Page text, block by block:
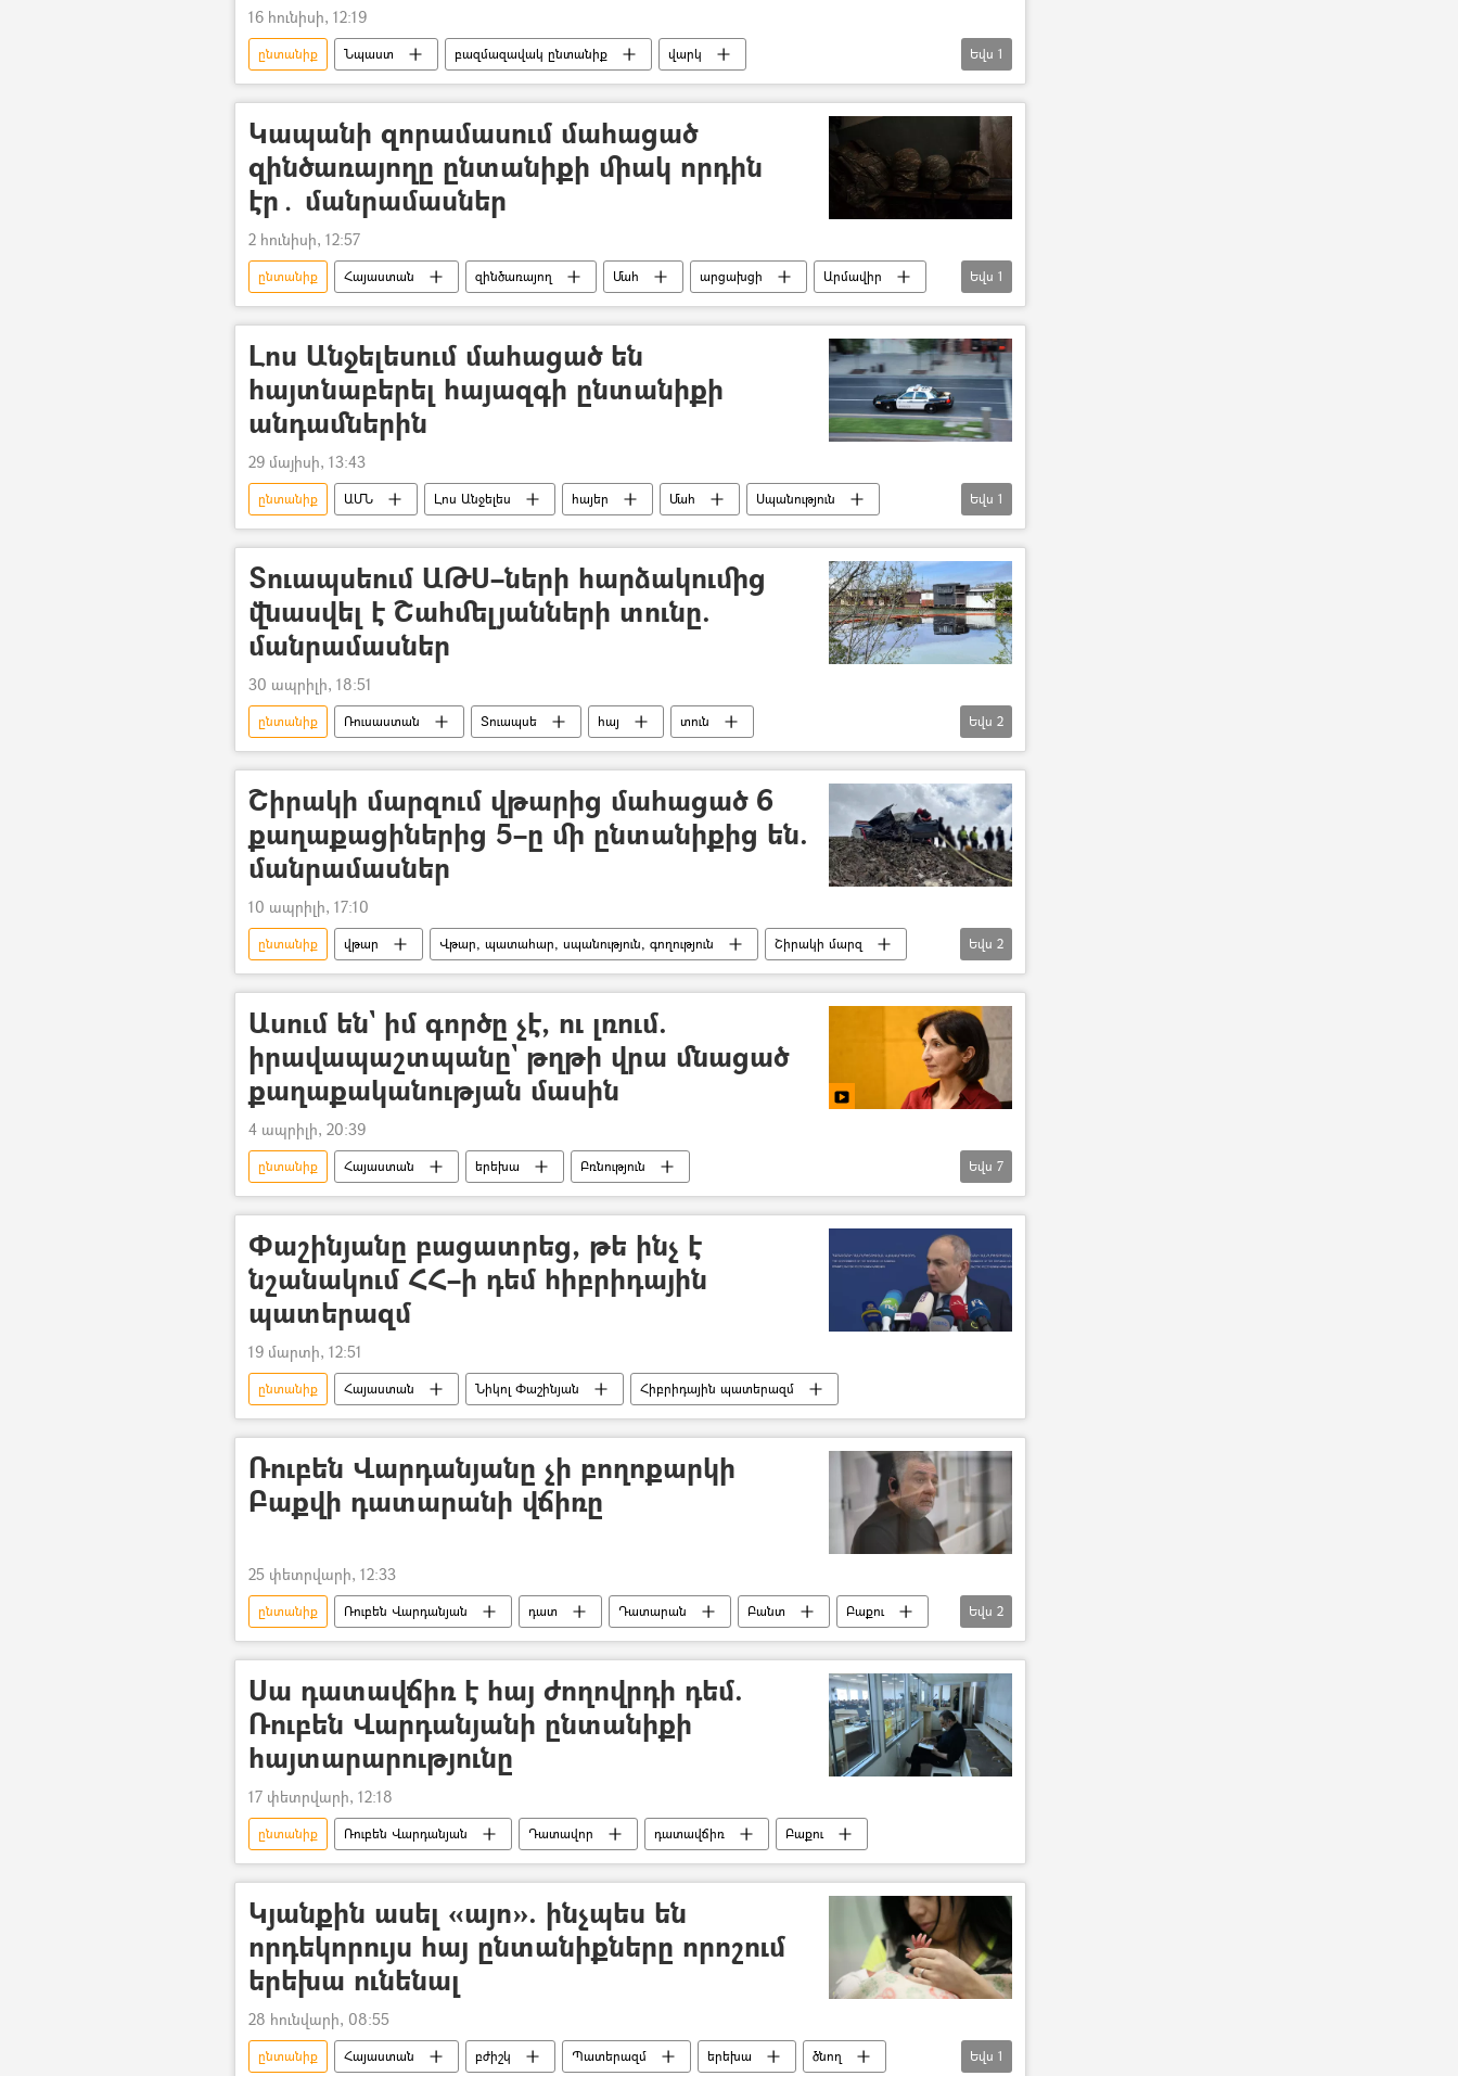
16 հունիսի, 12:19
ընտանիք Նպաստ բազմազավակ ընտանիք
վարկ
ՀՀ աշխատանքի և սոցիալական հարցերի նախարարություն
Եվս 1
Կապանի զորամասում մահացած
զինծառայողը ընտանիքի միակ որդին
էր․ մանրամասներ
2 հունիսի, 12:57
ընտանիք Հայաստան զինծառայող Մահ արցախցի
Արմավիր
Կապան
Եվս 1
Լոս Անջելեսում մահացած են
հայտնաբերել հայազգի ընտանիքի
անդամներին
29 մայիսի, 13:43
ընտանիք ԱՄՆ Լոս Անջելես հայեր Մահ
Սպանություն
ինքնասպանություն
Եվս 1
Տուապսեում ԱԹՍ–ների հարձակումից
վնասվել է Շահմելյանների տունը.
մանրամասներ
30 ապրիլի, 18:51
ընտանիք Ռուսաստան Տուապսե հայ
տուն
անօդաչու թռչող սարք (ԱԹՍ)
Ուկրաինա
Եվս 2
Շիրակի մարզում վթարից մահացած 6
քաղաքացիներից 5–ը մի ընտանիքից են.
մանրամասներ
10 ապրիլի, 17:10
ընտանիք վթար Վթար, պատահար, սպանություն, գողություն
Շիրակի մարզ
Մահ
երեխա
Եվս 2
Ասում են` իմ գործը չէ, ու լռում.
իրավապաշտպանը` թղթի վրա մնացած
քաղաքականության մասին
4 ապրիլի, 20:39
ընտանիք Հայաստան երեխա
Բռնություն
Քրեակատարողական հիմնարկ (ՔԿՀ)
հանցագործություն
Զարուհի Հովհաննիսյան
թմրանյութ
տեսանյութ Տեսանյութեր
Եվս 7
Փաշինյանը բացատրեց, թե ինչ է
նշանակում ՀՀ–ի դեմ հիբրիդային
պատերազմ
19 մարտի, 12:51
ընտանիք Հայաստան Նիկոլ Փաշինյան Հիբրիդային պատերազմ
Ռուբեն Վարդանյանը չի բողոքարկի
Բաքվի դատարանի վճիռը
25 փետրվարի, 12:33
ընտանիք Ռուբեն Վարդանյան դատ Դատարան Բանտ
Բաքու
Ադրբեջան
հայ-ադրբեջանական
Եվս 2
Սա դատավճիռ է հայ ժողովրդի դեմ.
Ռուբեն Վարդանյանի ընտանիքի
հայտարարությունը
17 փետրվարի, 12:18
ընտանիք Ռուբեն Վարդանյան Դատավոր դատավճիռ Բաքու
Կյանքին ասել «այո». ինչպես են
որդեկորույս հայ ընտանիքները որոշում
երեխա ունենալ
28 հունվարի, 08:55
ընտանիք Հայաստան բժիշկ Պատերազմ երեխա ծնող Եվս 1